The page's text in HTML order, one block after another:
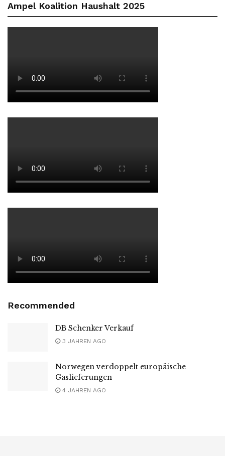
Ampel Koalition Haushalt 2025
Recommended
DB Schenker Verkauf
3 JAHREN AGO
Norwegen verdoppelt europäische
Gaslieferungen
4 JAHREN AGO